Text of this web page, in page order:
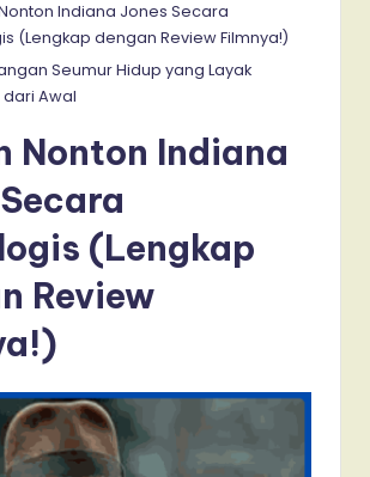
Indiana Jones Secara
(Lengkap dengan Review Filmnya!)
Seumur Hidup yang Layak
dari Awal
Nonton Indiana
(Lengkap
Review